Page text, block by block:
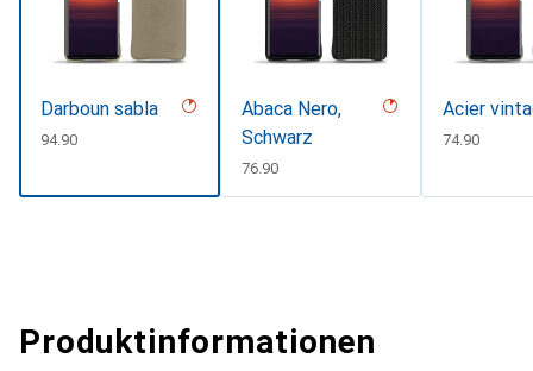
Darboun sabla
CHF
94.90
Abaca Nero,
Schwarz
CHF
76.90
Acier
CHF
74.90
Produktinformationen